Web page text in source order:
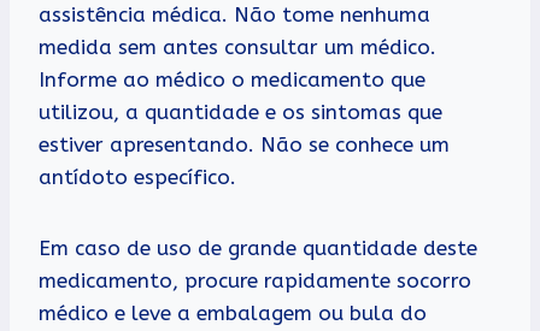
assistência médica. Não tome nenhuma
medida sem antes consultar um médico.
Informe ao médico o medicamento que
utilizou, a quantidade e os sintomas que
estiver apresentando. Não se conhece um
antídoto específico.
Em caso de uso de grande quantidade deste
medicamento, procure rapidamente socorro
médico e leve a embalagem ou bula do